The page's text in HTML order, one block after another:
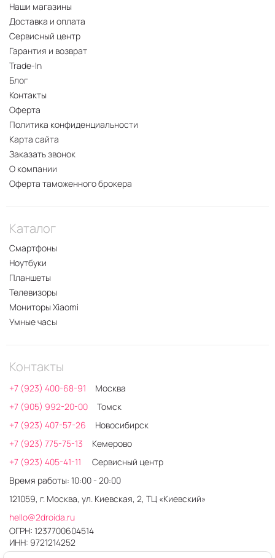
Наши магазины
Доставка и оплата
Сервисный центр
Гарантия и возврат
Trade-In
Блог
Контакты
Оферта
Политика конфиденциальности
Карта сайта
Заказать звонок
О компании
Оферта таможенного брокера
Каталог
Смартфоны
Ноутбуки
Планшеты
Телевизоры
Мониторы Xiaomi
Умные часы
Контакты
+7 (923) 400-68-91
Москва
+7 (905) 992-20-00
Томск
+7 (923) 407-57-26
Новосибирск
+7 (923) 775-75-13
Кемерово
+7 (923) 405-41-11
Сервисный центр
Время работы: 10:00 - 20:00
121059, г. Москва, ул. Киевская, 2, ТЦ «Киевский»
hello@2droida.ru
ОГРН: 1237700604514
ИНН: 9721214252